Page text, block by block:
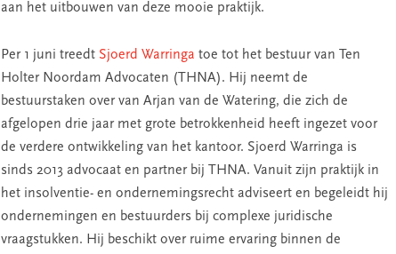
aan het uitbouwen van deze mooie praktijk.
Per 1 juni treedt Sjoerd Warringa toe tot het bestuur van Ten
Holter Noordam Advocaten (THNA). Hij neemt de
bestuurstaken over van Arjan van de Watering, die zich de
afgelopen drie jaar met grote betrokkenheid heeft ingezet voor
de verdere ontwikkeling van het kantoor. Sjoerd Warringa is
sinds 2013 advocaat en partner bij THNA. Vanuit zijn praktijk in
het insolventie- en ondernemingsrecht adviseert en begeleidt hij
ondernemingen en bestuurders bij complexe juridische
vraagstukken. Hij beschikt over ruime ervaring binnen de